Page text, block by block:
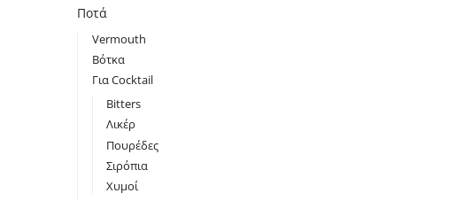
Ποτά
Vermouth
Βότκα
Για Cocktail
Bitters
Λικέρ
Πουρέδες
Σιρόπια
Χυμοί